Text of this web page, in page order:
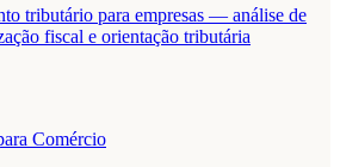
tributário para empresas — análise de
fiscal e orientação tributária
Comércio